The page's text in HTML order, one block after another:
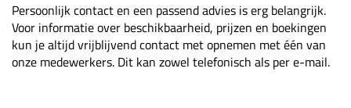
Persoonlijk contact en een passend advies is erg belangrijk.
Voor informatie over beschikbaarheid, prijzen en boekingen
kun je altijd vrijblijvend contact met opnemen met één van
onze medewerkers. Dit kan zowel telefonisch als per e-mail.